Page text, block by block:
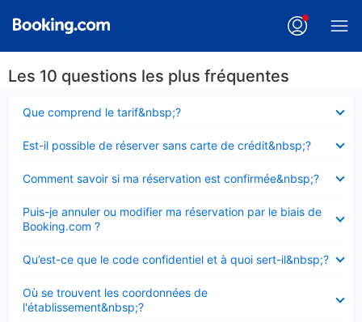
Les 10 questions les plus fréquentes
Que comprend le tarif&nbsp;?
fermé
Est-il possible de réserver sans carte de crédit&nbsp;?
fermé
Comment savoir si ma réservation est confirmée&nbsp;?
fermé
Puis-je annuler ou modifier ma réservation par le biais de
Booking.com ?
fermé
Qu’est-ce que le code confidentiel et à quoi sert-il&nbsp;?
fermé
Où se trouvent les coordonnées de
l'établissement&nbsp;?
fermé